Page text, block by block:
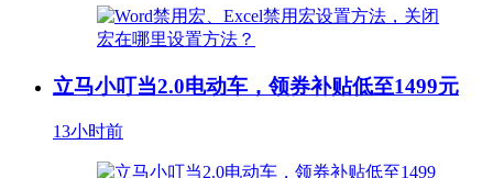
立马小叮当2.0电动车，领券补贴低至1499元
13小时前